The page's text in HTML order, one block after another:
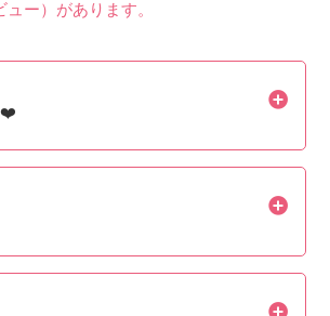
ー）があります。
❤️